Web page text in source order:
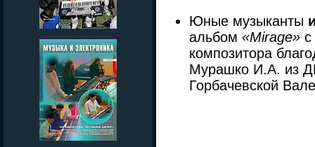
Юные музыканты
альбом «Mirage» с
композитора
Мурашко И.А. из
Горбачевской